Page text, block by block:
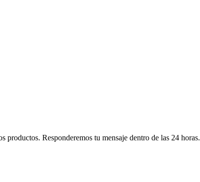
Responderemos tu mensaje dentro de las 24 horas.